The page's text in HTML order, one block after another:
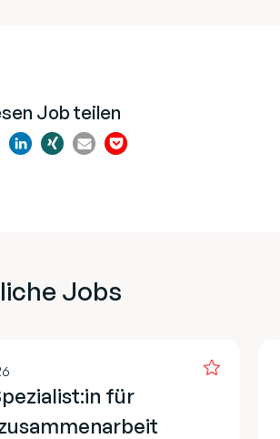
Job teilen
Jobs
für